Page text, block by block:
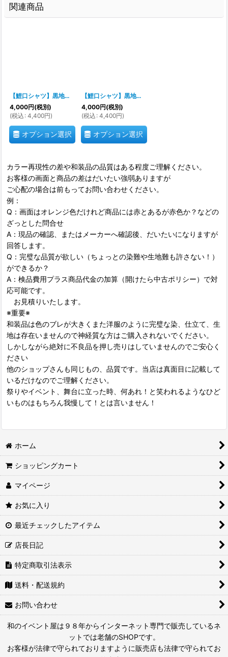
関連商品
【鯉口シャツ】黒地に水色牡丹 シンプルで飽きないおしゃれ鯉口シャツ0669
4,000円(税別)
(税込 : 4,400円)
オプション選択
【鯉口シャツ】黒地にピンク牡丹 シンプルで飽きないおしゃれ鯉口シャツ0670
4,000円(税別)
(税込 : 4,400円)
オプション選択
カラー再現性の差や和装品の品質はある程度ご理解ください。
お客様の画面と商品の差はだいたい強弱ありますが
ご心配の場合は前もってお問い合わせください。
例：
Q：画面はオレンジ色だけれど商品には赤とあるが赤色か？などの
ざっとした問合せ
A：現品の確認、またはメーカーへ確認後、だいたいになりますが
回答します。
Q：完璧な品質が欲しい（ちょっとの染難や生地難も許さない！）
ができるか？
A：検品費用プラス商品代金の加算（開けたら中古ポリシー）で対
応可能です。
お見積りいたします。
※重要※
和装品は色のブレが大きくまた洋服のように完璧な染、仕立て、生
地は存在いませんので神経質な方はご購入されないでください。
しかしながら絶対に不良品を押し売りはしていませんのでご安心く
ださい
他のショップさんも同じもの、品質です。当店は真面目に記載して
いるだけなのでご理解ください。
祭りやイベント、舞台に立った時、何あれ！と笑われるようなひど
いものはもちろん我慢して！とは言いません！
ホーム
ショッピングカート
マイページ
お気に入り
最近チェックしたアイテム
店長日記
特定商取引法表示
送料・配送規約
お問い合わせ
和のイベント屋は９８年からインターネット専門で販売しているネ
ットでは老舗のSHOPです。
お客様が法律で守られておりますように販売店も法律で守られてお